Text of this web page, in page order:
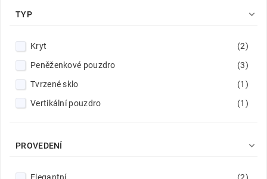
TYP 
Kryt
(2)
Peněženkové pouzdro
(3)
Tvrzené sklo
(1)
Vertikální pouzdro
(1)
PROVEDENÍ 